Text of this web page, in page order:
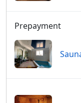
Prepayment